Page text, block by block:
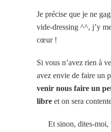
Je précise que je ne
vide-dressing ^^, j’y
cœur !
Si vous n’avez rien à
avez envie de faire un
venir nous faire un
libre et on sera
Et sinon, dites-moi,